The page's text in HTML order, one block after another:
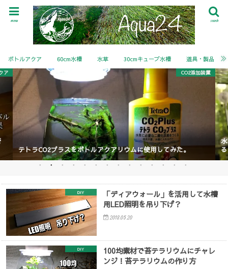
search
menu
ボトルアクア 60cm水槽 水草 30cmキューブ水槽 道具・製品
ア CO2添加装置
テトラCO2プラスをボトルアクアリウムに使用してみた。
る
DIY
「ディアウォール」を活用して水槽
用LED照明を吊り下げ？
2018.05.20
DIY
100均素材で苔テラリウムにチャレ
ンジ！苔テラリウムの作り方